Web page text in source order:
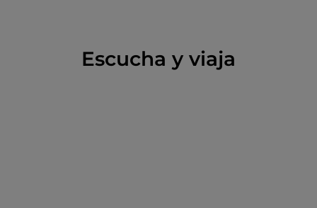
Escucha y viaja